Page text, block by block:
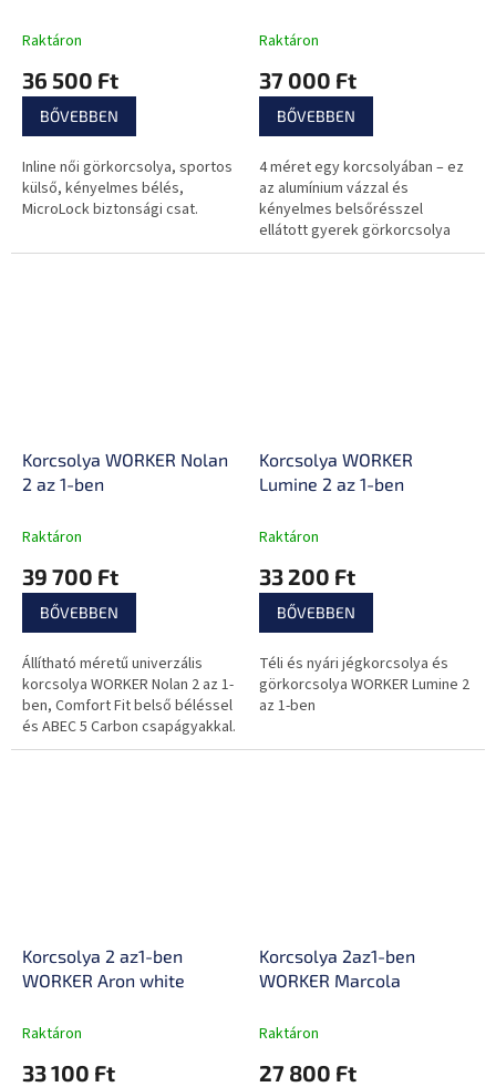
Raktáron
36 500 Ft
BŐVEBBEN
Inline női görkorcsolya, sportos
külső, kényelmes bélés,
MicroLock biztonsági csat.
Raktáron
37 000 Ft
BŐVEBBEN
4 méret egy korcsolyában – ez
az alumínium vázzal és
kényelmes belsőrésszel
ellátott gyerek görkorcsolya
ideálisak kezdőknek.
Korcsolya WORKER Nolan
2 az 1-ben
Raktáron
39 700 Ft
BŐVEBBEN
Állítható méretű univerzális
korcsolya WORKER Nolan 2 az 1-
ben, Comfort Fit belső béléssel
és ABEC 5 Carbon csapágyakkal.
Korcsolya WORKER
Lumine 2 az 1-ben
Raktáron
33 200 Ft
BŐVEBBEN
Téli és nyári jégkorcsolya és
görkorcsolya WORKER Lumine 2
az 1-ben
Korcsolya 2 az1-ben
WORKER Aron white
Raktáron
33 100 Ft
Korcsolya 2az1-ben
WORKER Marcola
Raktáron
27 800 Ft